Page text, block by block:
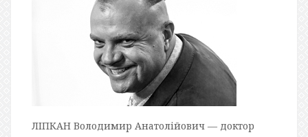
ЛІПКАН Володимир Анатолійович — доктор